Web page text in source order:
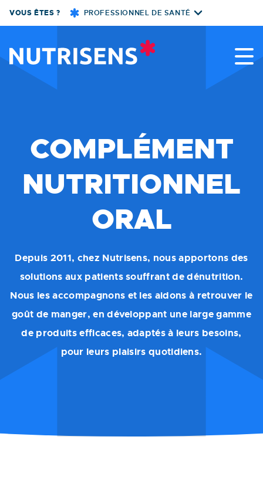
VOUS ÊTES ? PROFESSIONNEL DE SANTÉ
Nutrisens
COMPLÉMENT
NUTRITIONNEL
ORAL
Depuis 2011, chez Nutrisens, nous apportons des
solutions aux patients souffrant de dénutrition.
Nous les accompagnons et les aidons à retrouver le
goût de manger, en développant une large gamme
de produits efficaces, adaptés à leurs besoins,
pour leurs plaisirs quotidiens.